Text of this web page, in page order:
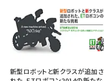
新型ロボットと新クラスが追加さ